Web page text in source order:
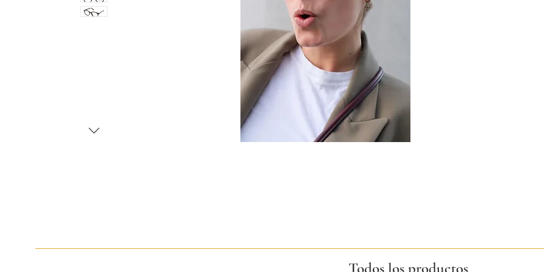
Todos los productos